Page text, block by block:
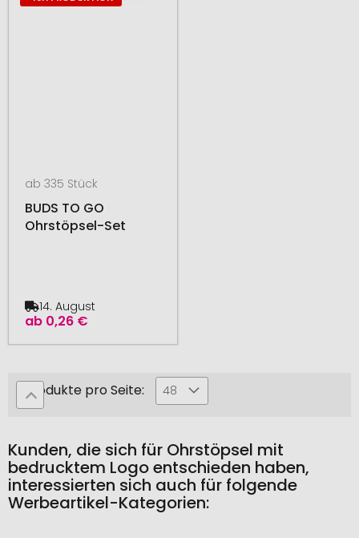
ab 335 Stück
BUDS TO GO
Ohrstöpsel-Set
ab 0,26 €
14. August
Produkte pro Seite: 48
Kunden, die sich für Ohrstöpsel mit
bedrucktem Logo entschieden haben,
interessierten sich auch für folgende
Werbeartikel-Kategorien: